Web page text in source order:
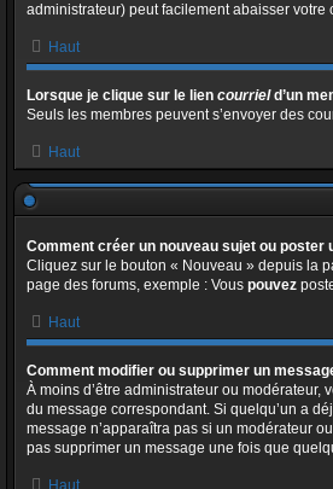
administrateur) peut facilement abaisser votre
Haut
Lorsque je clique sur le lien courrield’un
Seuls les membres peuvent s’envoyer des
Haut
Comment créer un nouveau sujet ou poster
Cliquez sur le bouton « Nouveau » depuis la
page des forums, exemple : Vous pouvez
Haut
Comment modifier ou supprimer un
À moins d’être administrateur ou
du message correspondant. Si quelqu’un a
message n’apparaîtra pas si un modérateur
pas supprimer un message une fois que
Haut